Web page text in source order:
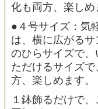
化も両方、楽しめ
●４号サイズ：気
は、横に広がる
のひらサイズで
ただけるサイズ
方、楽しめます。
１鉢飾るだけで